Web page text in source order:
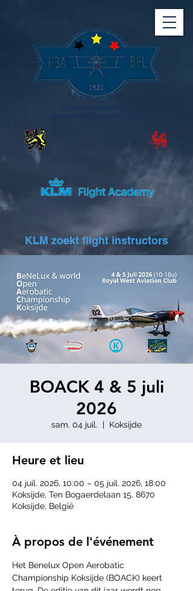
KLM zoekt flight instructors
BOACK 4 & 5 juli
2026
sam. 04 juil.
  |
Koksijde
Heure et lieu
04 juil. 2026, 10:00 – 05 juil. 2026, 18:00
Koksijde, Ten Bogaerdelaan 15, 8670
Koksijde, België
À propos de l'événement
Het Benelux Open Aerobatic
Championship Koksijde (BOACK) keert